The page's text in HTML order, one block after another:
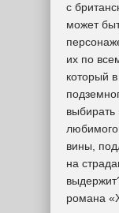
с
может
их по
который
любимого
вины,
на
романа